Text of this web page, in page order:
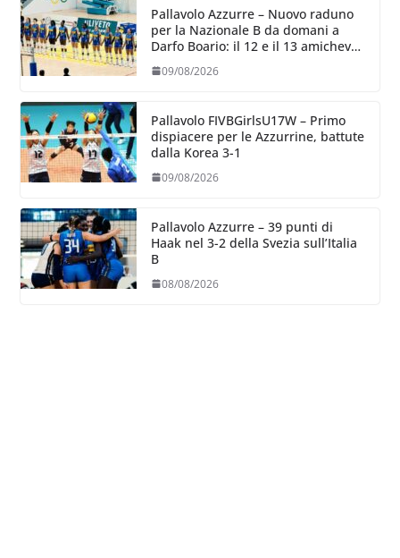
Pallavolo Azzurre – Nuovo raduno
per la Nazionale B da domani a
Darfo Boario: il 12 e il 13 amichevoli
09/08/2026
Pallavolo FIVBGirlsU17W – Primo
dispiacere per le Azzurrine, battute
dalla Korea 3-1
09/08/2026
Pallavolo Azzurre – 39 punti di
Haak nel 3-2 della Svezia sull’Italia
B
08/08/2026